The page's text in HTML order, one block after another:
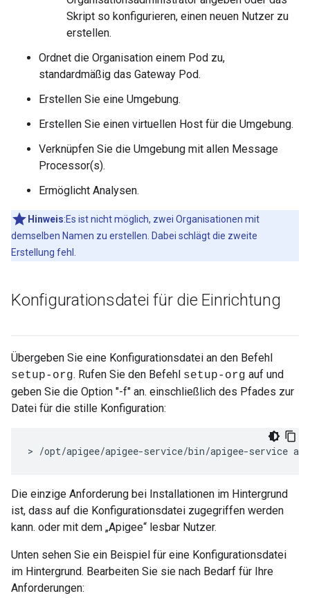
Skript so konfigurieren, einen neuen Nutzer zu
erstellen.
Ordnet die Organisation einem Pod zu,
standardmäßig das Gateway Pod.
Erstellen Sie eine Umgebung.
Erstellen Sie einen virtuellen Host für die Umgebung.
Verknüpfen Sie die Umgebung mit allen Message
Processor(s).
Ermöglicht Analysen.
Hinweis:Es ist nicht möglich, zwei Organisationen mit
demselben Namen zu erstellen. Dabei schlägt die zweite
Erstellung fehl.
Konfigurationsdatei für die Einrichtung
Übergeben Sie eine Konfigurationsdatei an den Befehl
setup-org. Rufen Sie den Befehl setup-org auf und
geben Sie die Option "-f" an. einschließlich des Pfades zur
Datei für die stille Konfiguration:
> /opt/apigee/apigee-service/bin/apigee-service
Die einzige Anforderung bei Installationen im Hintergrund
ist, dass auf die Konfigurationsdatei zugegriffen werden
kann. oder mit dem „Apigee“ lesbar Nutzer.
Unten sehen Sie ein Beispiel für eine Konfigurationsdatei
im Hintergrund. Bearbeiten Sie sie nach Bedarf für Ihre
Anforderungen: